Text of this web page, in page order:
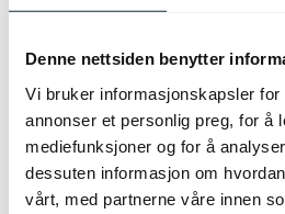
Denne nettsiden benytter
Vi bruker informasjonskapsler for
annonser et personlig preg, for å
mediefunksjoner og for å
dessuten informasjon om
vårt, med partnerne våre innen
7041 Trondheim
Åpningstider
Mandag-Fredag:09:00 - 20:00
Lørdag: 10:00 - 18:00